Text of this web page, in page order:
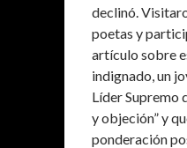
declinó.
poetas y
artículo sobre
indignado, un
Líder Supremo
y objeción” y
ponderación